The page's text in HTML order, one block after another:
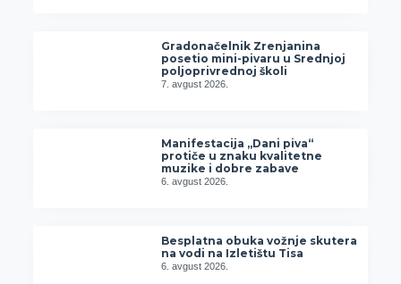
Gradonačelnik Zrenjanina
posetio mini-pivaru u Srednjoj
poljoprivrednoj školi
7. avgust 2026.
Manifestacija „Dani piva“
protiče u znaku kvalitetne
muzike i dobre zabave
6. avgust 2026.
Besplatna obuka vožnje skutera
na vodi na Izletištu Tisa
6. avgust 2026.